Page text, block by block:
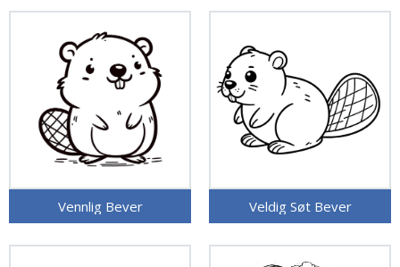
Vennlig Bever Veldig Søt Bever